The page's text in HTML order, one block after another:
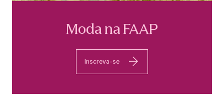
Moda na FAAP
Inscreva-se